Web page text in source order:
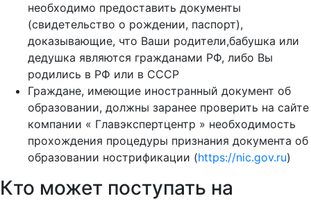
необходимо предоставить документы
(свидетельство о рождении, паспорт),
доказывающие, что Ваши родители,бабушка или
дедушка являются гражданами РФ, либо Вы
родились в РФ или в СССР
Граждане, имеющие иностранный документ об
образовании, должны заранее проверить на сайте
компании « Главэкспертцентр » необходимость
прохождения процедуры признания документа об
образовании нострификации (https://nic.gov.ru)
Кто может поступать на